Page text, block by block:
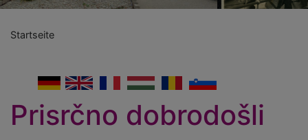
Startseite
Romanian
Hungarian
French
English
German
Prisrčno dobrodošli